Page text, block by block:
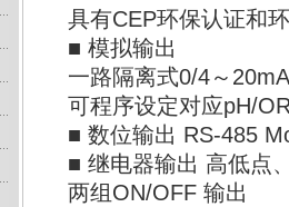
具有CEP环保认证和
■ 模拟输出
一路隔离式0/4～
可程序设定对应pH/
■ 数位输出 RS-485
■ 继电器输出 高低点
两组ON/OFF 输出